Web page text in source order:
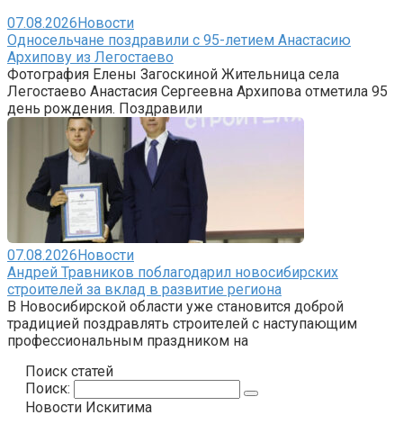
07.08.2026Новости
Односельчане поздравили с 95-летием Анастасию
Архипову из Легостаево
Фотография Елены Загоскиной Жительница села
Легостаево Анастасия Сергеевна Архипова отметила 95
день рождения. Поздравили
07.08.2026Новости
Андрей Травников поблагодарил новосибирских
строителей за вклад в развитие региона
В Новосибирской области уже становится доброй
традицией поздравлять строителей с наступающим
профессиональным праздником на
Поиск статей
Поиск:
Новости Искитима